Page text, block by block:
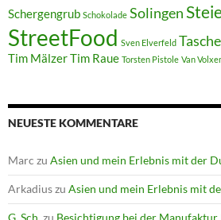
Schergengrub Schokolade Solingen
StreetFood Sven Elverfeld
Tim MälzerTim Raue Torsten Pistole Van
NEUESTE KOMMENTARE
Marc zu Asien und mein Erlebnis mit der
Arkadiuszu Asien und mein Erlebnis mit
G. Sch.zu Besichtigung bei der